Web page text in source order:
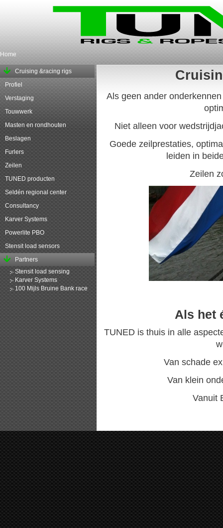
Home
Cruising &racing rigs
Profiel
Verstaging
Touwwerk
Masten en rondhouten
Beslagen
Furlers
Zeilen
TUNED producten
Seldén regional center
Consultancy
Karver Systems
Powerlite PBO
Stensit load sensors
Partners
Stensit load sensing
Karver Systems
100 Mijls Bruine Bank race
Als geen ander
Niet alleen voor
Goede zeilprestaties,
leiden in
Zeilen
Als het
TUNED is thuis in alle
Van schade
Van klein
Vanuit